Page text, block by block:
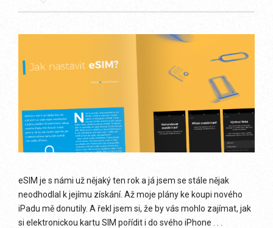
eSIM je s námi už nějaký ten rok a já jsem se stále nějak
neodhodlal k jejímu získání. Až moje plány ke koupi nového
iPadu mě donutily. A řekl jsem si, že by vás mohlo zajímat, jak
si elektronickou kartu SIM pořídit i do svého iPhone . . .